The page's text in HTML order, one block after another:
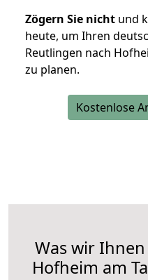
Zögern Sie nicht und
heute, um Ihren
Reutlingen nach
zu planen.
Kostenlose
Was wir
Hofheim am